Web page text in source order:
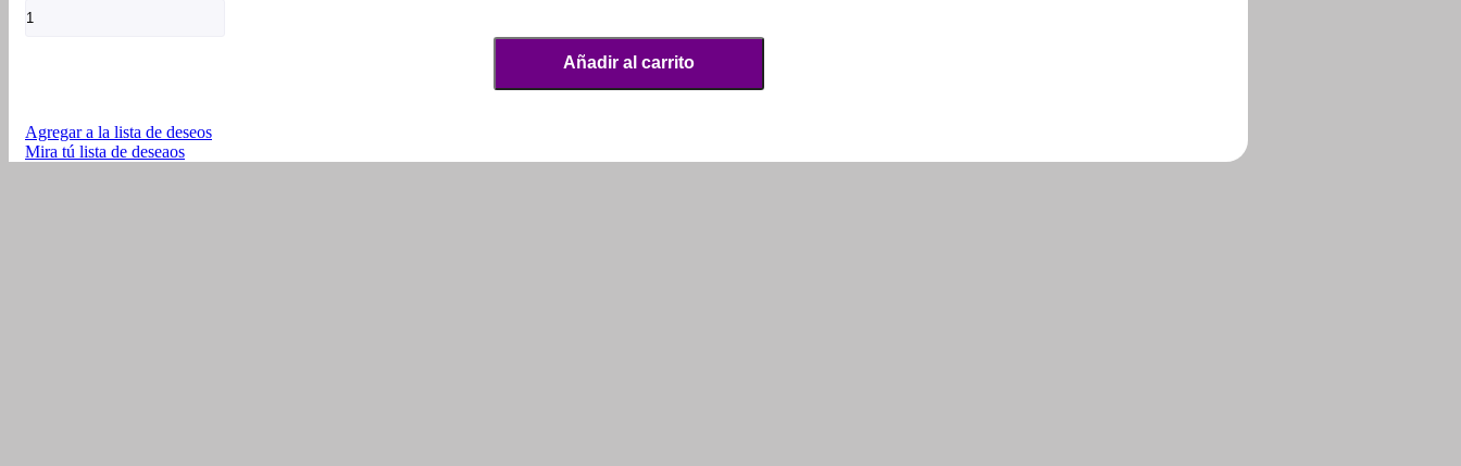
Añadir al carrito
Agregar a la lista de deseos
Mira tú lista de deseaos